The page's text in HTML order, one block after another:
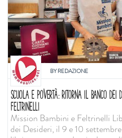
BYREDAZIONE
SCUOLA E POVERTÀ: RITORNA IL BANCO DEI
FELTRINELLI
Mission Bambini e Feltrinelli
dei Desideri, il 9 e 10